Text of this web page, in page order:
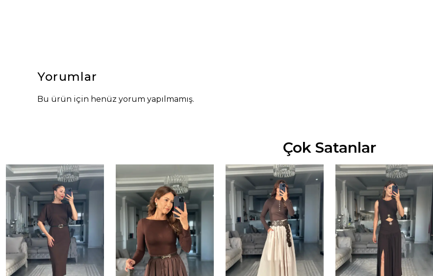
Yorumlar
Bu ürün için henüz yorum yapılmamış.
Çok Satanlar